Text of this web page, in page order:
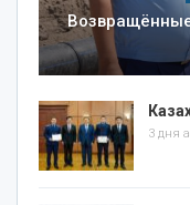
3 дня